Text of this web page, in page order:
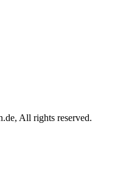
All rights reserved.